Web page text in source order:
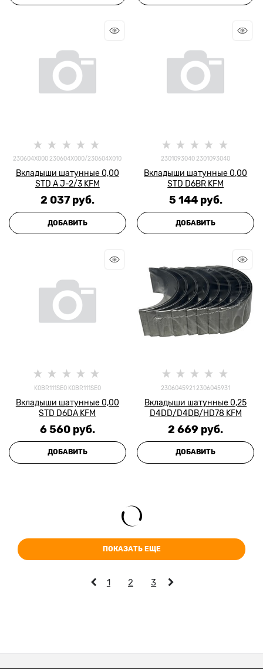
230604X000 230604X000/230604X010
Вкладыши шатунные 0,00
STD A J-2/3 KFM
2 037 руб.
ДОБАВИТЬ
2301093040 2301093040
Вкладыши шатунные 0,00
STD D6BR KFM
5 144 руб.
ДОБАВИТЬ
K0BR111SE0 K0BR111SE0
Вкладыши шатунные 0,00
STD D6DA KFM
6 560 руб.
ДОБАВИТЬ
2306045921 2306045931
Вкладыши шатунные 0,25
D4DD/D4DB/HD78 KFM
2 669 руб.
ДОБАВИТЬ
ПОКАЗАТЬ ЕЩЕ
1 2 3